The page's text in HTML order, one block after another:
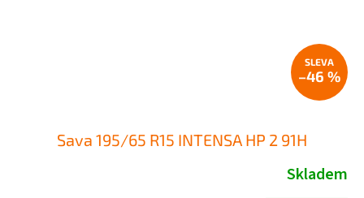
–46 %
Sava 195/65 R15 INTENSA HP 2 91H
Skladem